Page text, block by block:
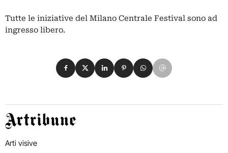
Tutte le iniziative del Milano Centrale Festival sono ad
ingresso libero.
Condividi su Facebook
Condividi su X
Condividi su LinkedIn
Condividi su Pinterest
Condividi su WhatsApp
Condividi su Email
Artribune
Arti visive